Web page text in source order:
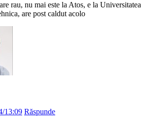
rau, nu mai este la Atos, e la Universitatea
are post caldut acolo
13:09 Răspunde